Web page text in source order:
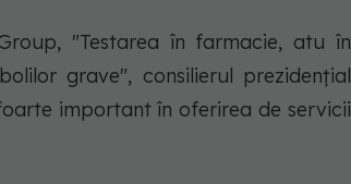
"Testarea în farmacie, atu în
grave", consilierul prezidențial
important în oferirea de servicii